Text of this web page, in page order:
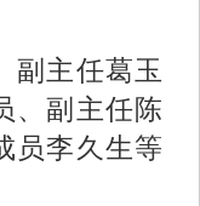
副主任葛玉
、副主任陈
员李久生等